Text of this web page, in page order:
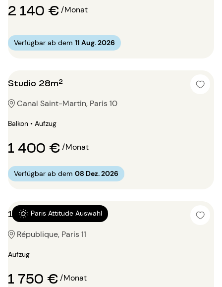
2 140 €/Monat
Verfügbar ab dem 11 Aug. 2026
Studio 28m²
Canal Saint-Martin, Paris 10
Balkon • Aufzug
1 400 €/Monat
Verfügbar ab dem 08 Dez. 2026
Paris Attitude Auswahl
1 Zimmer 34m²
République, Paris 11
Aufzug
1 750 €/Monat